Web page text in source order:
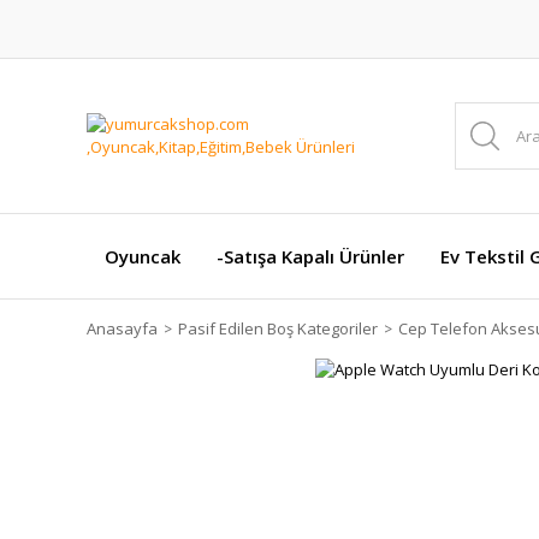
Oyuncak -Satışa Kapalı Ürünler Ev Tekstil
Anasayfa Pasif Edilen Boş Kategoriler Cep Telefon